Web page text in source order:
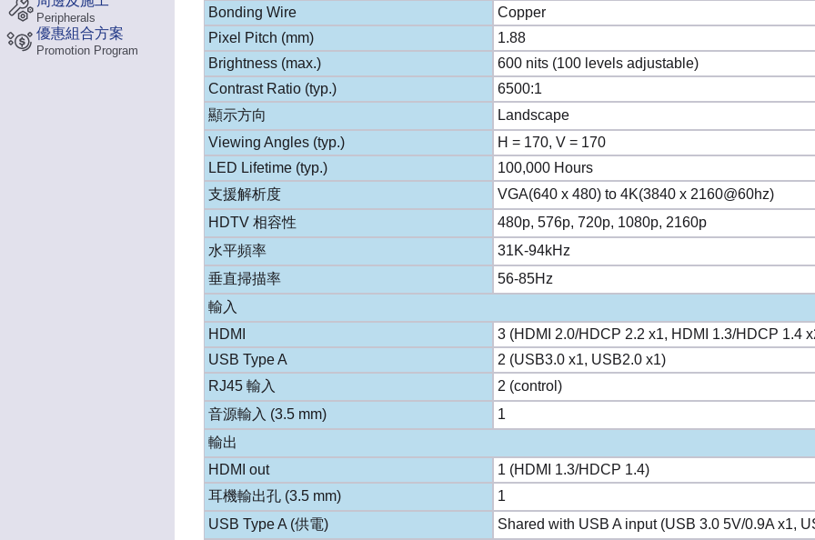
Peripherals
優惠組合方案
Promotion Program
Bonding Wire
Copper
Pixel Pitch (mm)
1.88
Brightness (max.)
600 nits (100 levels adjustable)
Contrast Ratio (typ.)
6500:1
顯示方向
Landscape
Viewing Angles (typ.)
H = 170, V = 170
LED Lifetime (typ.)
100,000 Hours
支援解析度
VGA(640 x 480) to 4K(3840 x 2160@60hz)
HDTV 相容性
480p, 576p, 720p, 1080p, 2160p
水平頻率
31K-94kHz
垂直掃描率
56-85Hz
輸入
HDMI
3 (HDMI 2.0/HDCP 2.2 x1, HDMI 1.3/HDCP 1.4
USB Type A
2 (USB3.0 x1, USB2.0 x1)
RJ45 輸入
2 (control)
音源輸入 (3.5 mm)
1
輸出
HDMI out
1 (HDMI 1.3/HDCP 1.4)
耳機輸出孔 (3.5 mm)
1
USB Type A (供電)
Shared with USB A input (USB 3.0 5V/0.9A x1,